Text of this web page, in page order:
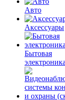
Авто
Аксессуары
Бытовая
электроника